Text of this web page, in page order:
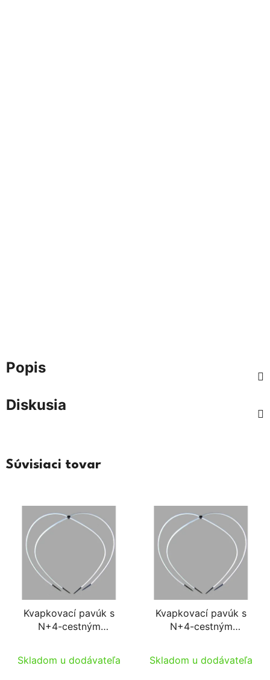
Popis
Diskusia
Súvisiaci tovar
Kvapkovací pavúk s
N+4-cestným
hadica biela s
Skladom u dodávateľa
Kvapkovací pavúk s
N+4-cestným
hadica biela s
Skladom u dodávateľa